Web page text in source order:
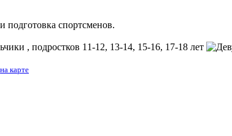
спортсменов.
, подростков 11-12, 13-14, 15-16, 17-18 лет
на карте